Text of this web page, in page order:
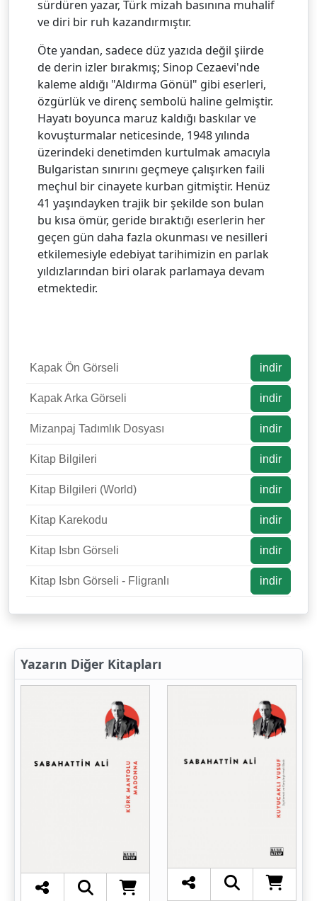
sürdüren yazar, Türk mizah basınına muhalif
ve diri bir ruh kazandırmıştır.
Öte yandan, sadece düz yazıda değil şiirde
de derin izler bırakmış; Sinop Cezaevi'nde
kaleme aldığı "Aldırma Gönül" gibi eserleri,
özgürlük ve direnç sembolü haline gelmiştir.
Hayatı boyunca maruz kaldığı baskılar ve
kovuşturmalar neticesinde, 1948 yılında
üzerindeki denetimden kurtulmak amacıyla
Bulgaristan sınırını geçmeye çalışırken faili
meçhul bir cinayete kurban gitmiştir. Henüz
41 yaşındayken trajik bir şekilde son bulan
bu kısa ömür, geride bıraktığı eserlerin her
geçen gün daha fazla okunması ve nesilleri
etkilemesiyle edebiyat tarihimizin en parlak
yıldızlarından biri olarak parlamaya devam
etmektedir.
Kapak Ön Görseli indir
Kapak Arka Görseli indir
Mizanpaj Tadımlık Dosyası indir
Kitap Bilgileri indir
Kitap Bilgileri (World) indir
Kitap Karekodu indir
Kitap Isbn Görseli indir
Kitap Isbn Görseli - Fligranlı indir
Yazarın Diğer Kitapları